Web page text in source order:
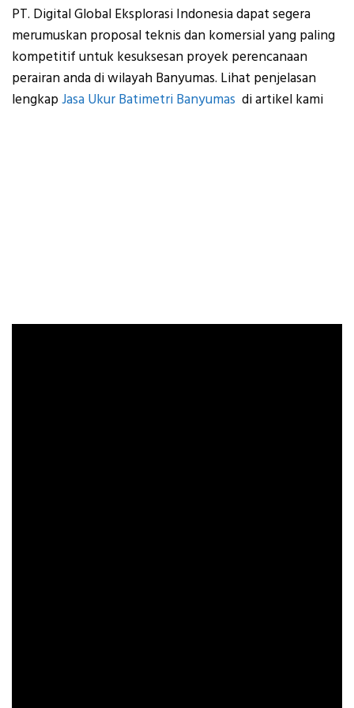
PT. Digital Global Eksplorasi Indonesia dapat segera
merumuskan proposal teknis dan komersial yang paling
kompetitif untuk kesuksesan proyek perencanaan
perairan anda di wilayah Banyumas. Lihat penjelasan
lengkap Jasa Ukur Batimetri Banyumas di artikel kami